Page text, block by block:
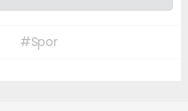
#Spor